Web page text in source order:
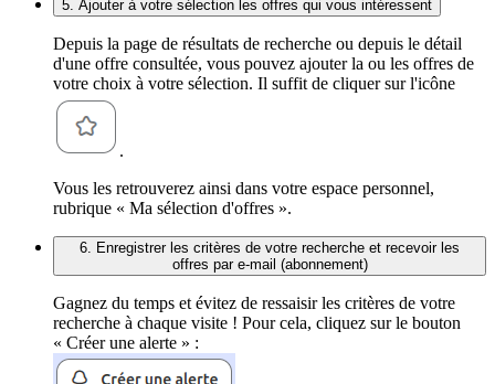
5. Ajouter à votre sélection les offres qui vous intéressent
Depuis la page de résultats de recherche ou depuis le détail
d'une offre consultée, vous pouvez ajouter la ou les offres de
votre choix à votre sélection. Il suffit de cliquer sur l'icône
.
Vous les retrouverez ainsi dans votre espace personnel,
rubrique « Ma sélection d'offres ».
6. Enregistrer les critères de votre recherche et recevoir les
offres par e-mail (abonnement)
Gagnez du temps et évitez de ressaisir les critères de votre
recherche à chaque visite ! Pour cela, cliquez sur le bouton
« Créer une alerte » :